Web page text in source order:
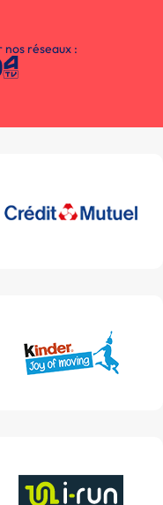
réseaux :